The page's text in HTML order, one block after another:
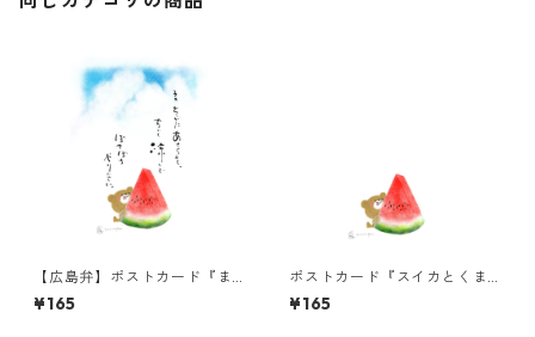
【広島弁】ポストカード『ま
ぁそがにあせらんと』
¥165
ポストカード『スイカとくま
ちゃん』
¥165